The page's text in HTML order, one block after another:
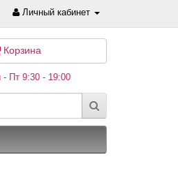
Личный кабинет
Корзина
Пт 9:30 - 19:00